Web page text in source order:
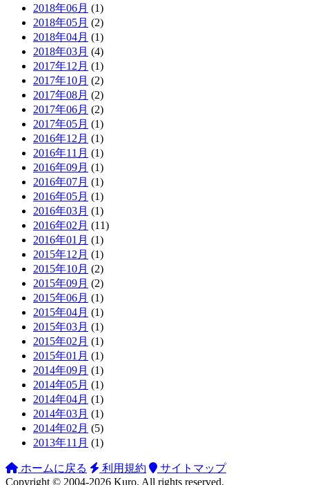
2018年06月 (1)
2018年05月 (2)
2018年04月 (1)
2018年03月 (4)
2017年12月 (1)
2017年10月 (2)
2017年08月 (2)
2017年06月 (2)
2017年05月 (1)
2016年12月 (1)
2016年11月 (1)
2016年09月 (1)
2016年07月 (1)
2016年05月 (1)
2016年03月 (1)
2016年02月 (11)
2016年01月 (1)
2015年12月 (1)
2015年10月 (2)
2015年09月 (2)
2015年06月 (1)
2015年04月 (1)
2015年03月 (1)
2015年02月 (1)
2015年01月 (1)
2014年09月 (1)
2014年05月 (1)
2014年04月 (1)
2014年03月 (1)
2014年02月 (5)
2013年11月 (1)
ホームに戻る 利用規約
サイトマップ
Copyright © 2004-2026 Kuro. All rights reserved.